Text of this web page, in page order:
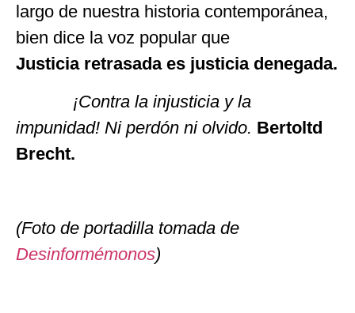
largo de nuestra historia contemporánea,
bien dice la voz popular que
Justicia retrasada es justicia denegada.
¡Contra la injusticia y la
impunidad! Ni perdón ni olvido. Bertoltd
Brecht.
(Foto de portadilla tomada de
Desinformémonos)